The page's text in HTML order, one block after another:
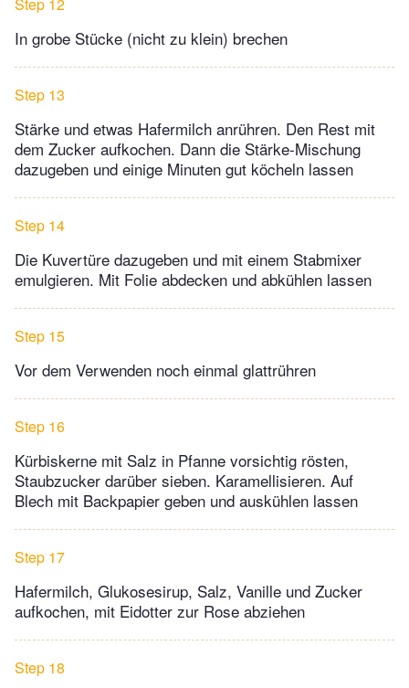
In grobe Stücke (nicht zu klein) brechen
Step 13
Stärke und etwas Hafermilch anrühren. Den Rest mit
dem Zucker aufkochen. Dann die Stärke-Mischung
dazugeben und einige Minuten gut köcheln lassen
Step 14
Die Kuvertüre dazugeben und mit einem Stabmixer
emulgieren. Mit Folie abdecken und abkühlen lassen
Step 15
Vor dem Verwenden noch einmal glattrühren
Step 16
Kürbiskerne mit Salz in Pfanne vorsichtig rösten,
Staubzucker darüber sieben. Karamellisieren. Auf
Blech mit Backpapier geben und auskühlen lassen
Step 17
Hafermilch, Glukosesirup, Salz, Vanille und Zucker
aufkochen, mit Eidotter zur Rose abziehen
Step 18